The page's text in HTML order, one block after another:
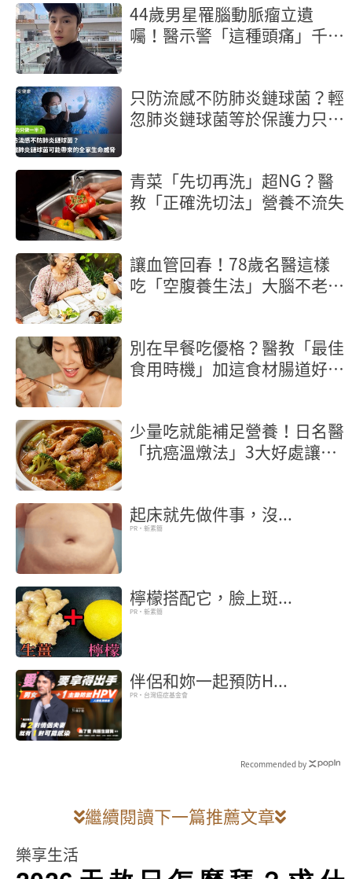
44歲男星罹腦動脈瘤立遺
囑！醫示警「這種頭痛」千萬
只防流感不防肺炎鏈球菌？輕
忽肺炎鏈球菌等於保護力只做
青菜「先切再洗」超NG？醫
教「正確洗切法」營養不流失
讓血管回春！78歲名醫這樣
吃「空腹養生法」大腦不老又
別在早餐吃優格？醫教「最佳
食用時機」加這食材腸道好菌
少量吃就能補足營養！日名醫
「抗癌溫燉法」3大好處讓癌
起床就先做件事，沒...
PR・新素簡
檸檬搭配它，臉上斑...
PR・新素簡
伴侶和妳一起預防H...
PR・台灣癌症基金會
Recommended by
繼續閱讀下一篇推薦文章
樂享生活